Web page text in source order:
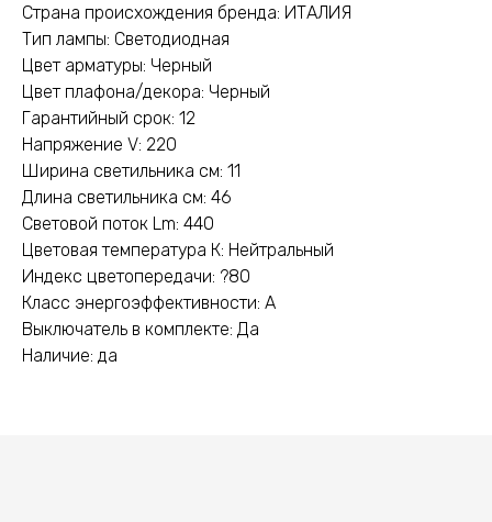
Страна происхождения бренда: ИТАЛИЯ
Тип лампы: Светодиодная
Цвет арматуры: Черный
Цвет плафона/декора: Черный
Гарантийный срок: 12
Напряжение V: 220
Ширина светильника см: 11
Длина светильника см: 46
Световой поток Lm: 440
Цветовая температура К: Нейтральный
Индекс цветопередачи: ?80
Класс энергоэффективности: A
Выключатель в комплекте: Да
Наличие: да